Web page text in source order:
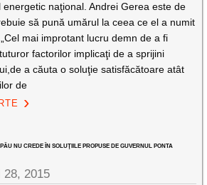
naţional. Andrei Gerea este de
să pună umărul la ceea ce el a numit
mai improtant lucru demn de a fi
factorilor implicaţi de a sprijini
a căuta o soluţie satisfăcătoare atât
de
NU CREDE ÎN SOLUŢIILE PROPUSE DE GUVERNUL PONTA
28, 2015